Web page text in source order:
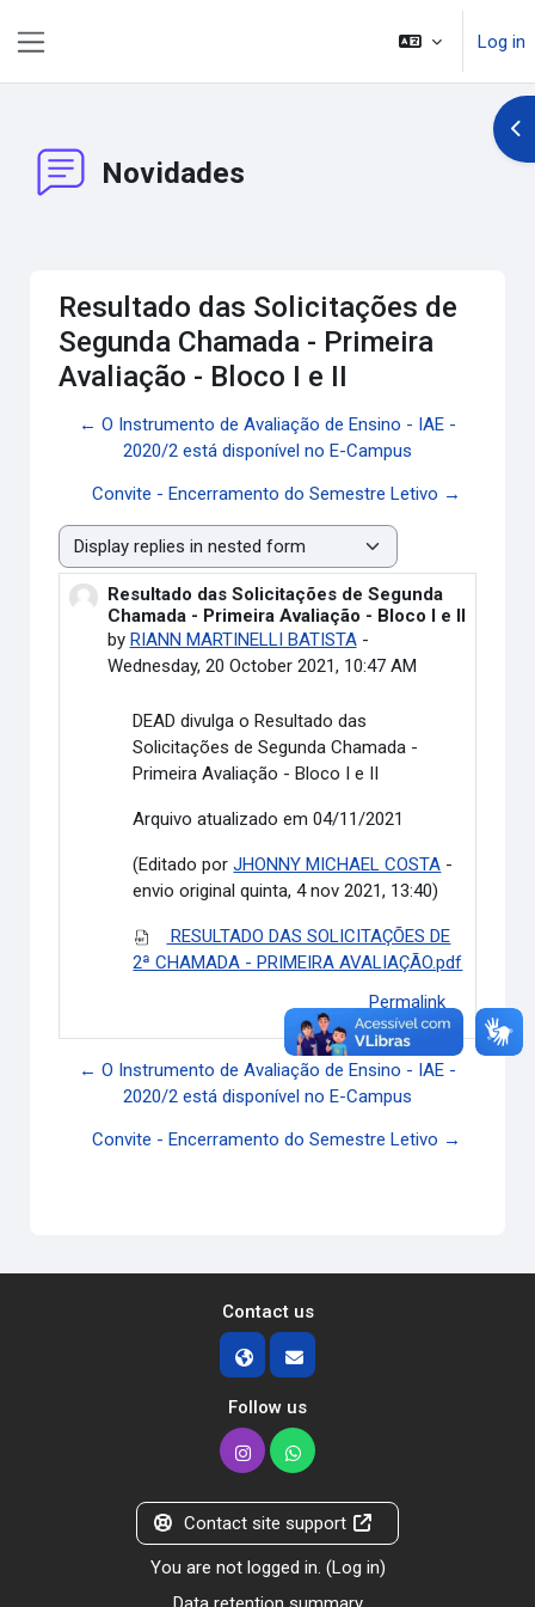
Log in
Novidades
Resultado das Solicitações de
Segunda Chamada - Primeira
Avaliação - Bloco I e II
← O Instrumento de Avaliação de Ensino - IAE -
2020/2 está disponível no E-Campus
Convite - Encerramento do Semestre Letivo →
Display mode
Resultado das Solicitações de Segunda
Chamada - Primeira Avaliação - Bloco I e II
by RIANN MARTINELLI BATISTA-
Wednesday, 20 October 2021, 10:47 AM
Number of replies: 0
DEAD divulga oResultado das
Solicitações de Segunda Chamada -
Primeira Avaliação - Bloco I e II
Arquivo atualizado em 04/11/2021
(Editado porJHONNY MICHAEL COSTA -
envio original quinta, 4 nov 2021, 13:40)
RESULTADO DAS SOLICITAÇÕES DE
2ª CHAMADA - PRIMEIRA AVALIAÇÃO.pdf
Permalink
← O Instrumento de Avaliação de Ensino - IAE -
2020/2 está disponível no E-Campus
Convite - Encerramento do Semestre Letivo →
Contact us
Follow us
Contact site support
You are not logged in. (Log in)